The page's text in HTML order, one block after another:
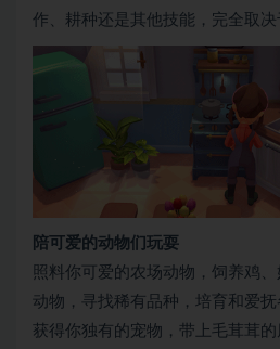
作、耕种还是其他技能，完全取决
陪可爱的动物们玩耍
照料你可爱的农场动物，饲养鸡
动物，寻找稀有品种，培育和爱抚
获得你独有的宠物，带上毛茸茸